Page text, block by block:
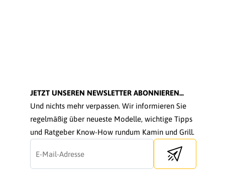
JETZT UNSEREN NEWSLETTER ABONNIEREN...
Und nichts mehr verpassen. Wir informieren Sie
regelmäßig über neueste Modelle, wichtige Tipps
und Ratgeber Know-How rundum Kamin und Grill.
Send newsletter